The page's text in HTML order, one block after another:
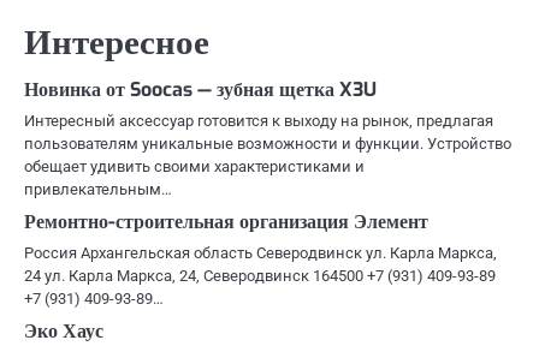
записям
Интересное
Новинка от Soocas — зубная щетка X3U
Интересный аксессуар готовится к выходу на рынок, предлагая
пользователям уникальные возможности и функции. Устройство
обещает удивить своими характеристиками и
привлекательным…
Ремонтно-строительная организация Элемент
Россия Архангельская область Северодвинск ул. Карла Маркса,
24 ул. Карла Маркса, 24, Северодвинск 164500 +7 (931) 409-93-89
+7 (931) 409-93-89…
Эко Хаус